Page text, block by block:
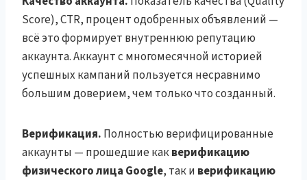
Score), CTR, процент одобренных объявлений —
всё это формирует внутреннюю репутацию
аккаунта. Аккаунт с многомесячной историей
успешных кампаний пользуется несравнимо
большим доверием, чем только что созданный.
Верификация. Полностью верифицированные
аккаунты — прошедшие какверификацию
физического лица Google, так и верификацию